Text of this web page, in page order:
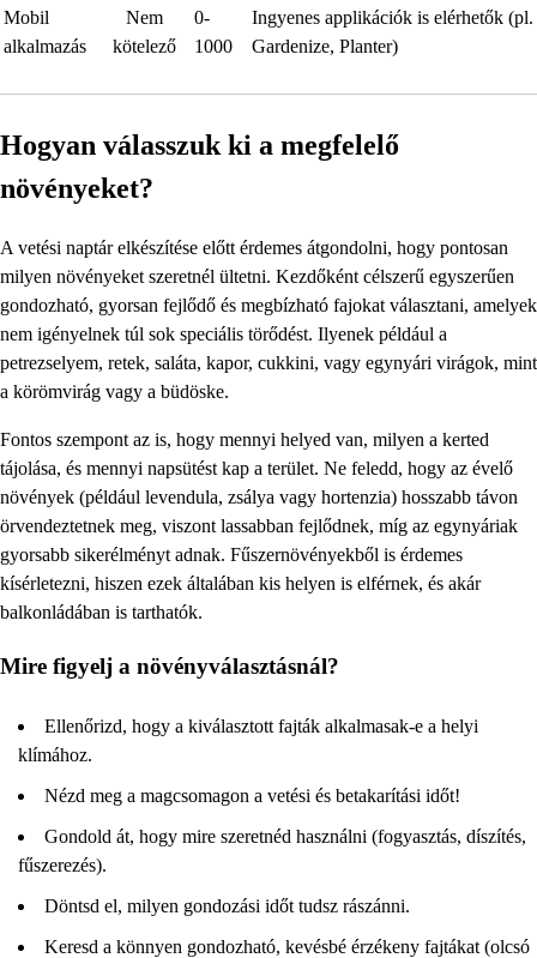
Mobil
alkalmazás
Nem
kötelező
0-
1000
Ingyenes applikációk is elérhetők (pl.
Gardenize, Planter)
Hogyan válasszuk ki a megfelelő
növényeket?
A vetési naptár elkészítése előtt érdemes átgondolni, hogy pontosan
milyen növényeket szeretnél ültetni. Kezdőként célszerű egyszerűen
gondozható, gyorsan fejlődő és megbízható fajokat választani, amelyek
nem igényelnek túl sok speciális törődést. Ilyenek például a
petrezselyem, retek, saláta, kapor, cukkini, vagy egynyári virágok, mint
a körömvirág vagy a büdöske.
Fontos szempont az is, hogy mennyi helyed van, milyen a kerted
tájolása, és mennyi napsütést kap a terület. Ne feledd, hogy az évelő
növények (például levendula, zsálya vagy hortenzia) hosszabb távon
örvendeztetnek meg, viszont lassabban fejlődnek, míg az egynyáriak
gyorsabb sikerélményt adnak. Fűszernövényekből is érdemes
kísérletezni, hiszen ezek általában kis helyen is elférnek, és akár
balkonládában is tarthatók.
Mire figyelj a növényválasztásnál?
Ellenőrizd, hogy a kiválasztott fajták alkalmasak-e a helyi
klímához.
Nézd meg a magcsomagon a vetési és betakarítási időt!
Gondold át, hogy mire szeretnéd használni (fogyasztás, díszítés,
fűszerezés).
Döntsd el, milyen gondozási időt tudsz rászánni.
Keresd a könnyen gondozható, kevésbé érzékeny fajtákat (olcsó